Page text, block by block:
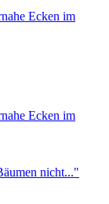
Ecken im
Ecken im
nicht..."